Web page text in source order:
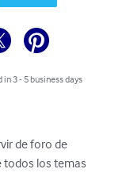
3 - 5 business days
de foro de
todos los temas